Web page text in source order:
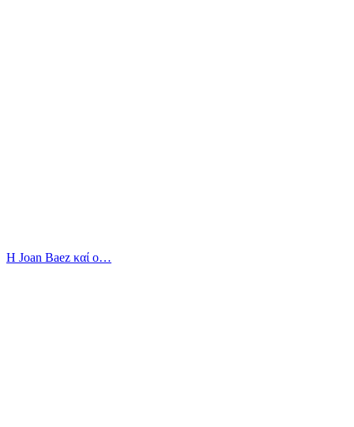
Η Joan Baez καί ο…